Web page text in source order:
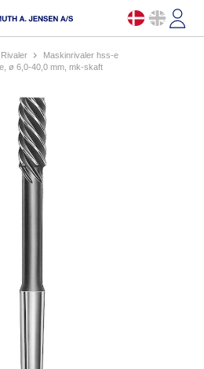
rivaler
maskinrivaler hss-e
ø 6,0-40,0 mm, mk-skaft